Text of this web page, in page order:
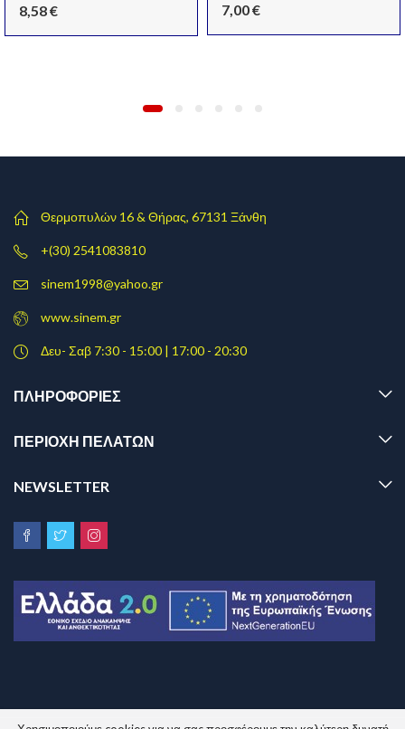
8,58€ 7,00€
Θερμοπυλών 16 & Θήρας, 67131 Ξάνθη
+(30) 2541083810
sinem1998@yahoo.gr
www.sinem.gr
Δευ- Σαβ 7:30 - 15:00 | 17:00 - 20:30
ΠΛΗΡΟΦΟΡΊΕΣ
ΠΕΡΙΟΧΗ ΠΕΛΑΤΩΝ
NEWSLETTER